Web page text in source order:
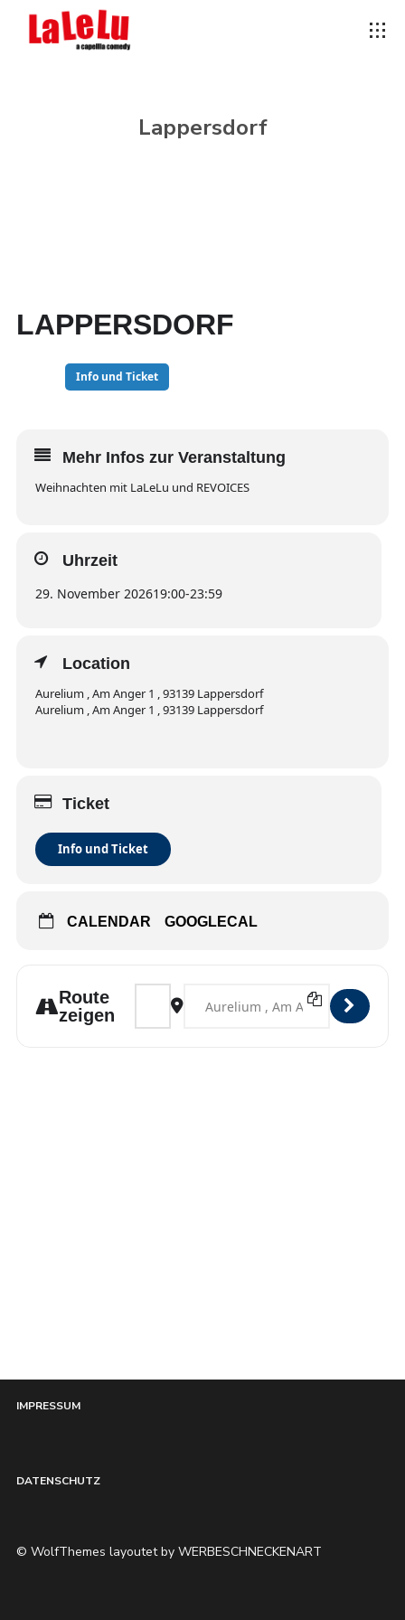
Lappersdorf
LAPPERSDORF
Info und Ticket
Mehr Infos zur Veranstaltung
Weihnachten mit LaLeLu und REVOICES
Uhrzeit
29. November 202619:00-23:59
Location
Aurelium , Am Anger 1 , 93139 Lappersdorf
Aurelium , Am Anger 1 , 93139 Lappersdorf
Ticket
Info und Ticket
CALENDAR GOOGLECAL
Route
zeigen
Address - Lappersdorf [PrgJOMuKa]
Destination Address - Lappersdorf
IMPRESSUM
DATENSCHUTZ
© WolfThemes layoutet by WERBESCHNECKENART